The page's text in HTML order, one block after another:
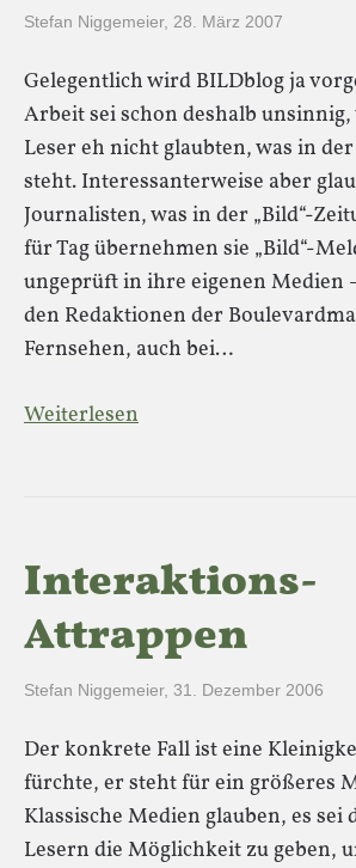
Stefan Niggemeier, 28. März 2007
Gelegentlich wird BILDblog ja
Arbeit sei schon deshalb
Leser eh nicht glaubten, was in
steht. Interessanterweise aber
Journalisten, was in der „Bild“-
für Tag übernehmen sie „Bild“-
ungeprüft in ihre eigenen
den Redaktionen der
Fernsehen, auch bei…
Weiterlesen
Interaktions-
Attrappen
Stefan Niggemeier, 31. Dezember 2006
Der konkrete Fall ist eine
fürchte, er steht für ein größeres
Klassische Medien glauben, es sei
Lesern die Möglichkeit zu geben,